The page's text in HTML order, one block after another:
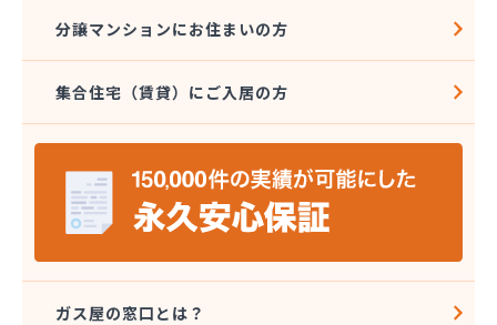
株式会社ガスパル 仙台東販売所
株式会社コープエナジー東北
株式会社トキワ 東北支店 ガスグループ南店
株式会社ヌマタ
株式会社バーシティハウス
株式会社ホラグチ
株式会社ミツウロコヴェッセル 東北石巻店
株式会社ミツウロコヴェッセル 東北仙台店
株式会社ヤマボシ渡辺商店
株式会社やまもとや商店
分譲マンションにお住まいの方
集合住宅（賃貸）にご入居の方
ガス屋の窓口とは？